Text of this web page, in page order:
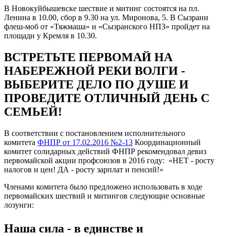
В Новокуйбышевске шествие и митинг состоятся на пл.
Ленина в 10.00, сбор в 9.30 на ул. Миронова, 5. В Сызрани
флеш-моб от «Тяжмаша» и «Сызранского НПЗ» пройдет на
площади у Кремля в 10.30.
ВСТРЕТЬТЕ ПЕРВОМАЙ НА
НАБЕРЕЖНОЙ РЕКИ ВОЛГИ -
ВЫБЕРИТЕ ДЕЛО ПО ДУШЕ И
ПРОВЕДИТЕ ОТЛИЧНЫЙ ДЕНЬ С
СЕМЬЕЙ!
В соответствии с постановлением исполнительного
комитета ФНПР от 17.02.2016 №2-13 Координационный
комитет солидарных действий ФНПР рекомендовал девиз
первомайской акции профсоюзов в 2016 году: «НЕТ - росту
налогов и цен! ДА - росту зарплат и пенсий!»
Членами комитета было предложено использовать в ходе
первомайских шествий и митингов следующие основные
лозунги:
Наша сила - в единстве и